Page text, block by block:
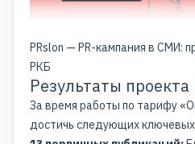
PRslon — PR-кампания в СМИ:
РКБ
Результаты
За время работы по тарифу
достичь следующих ключевых